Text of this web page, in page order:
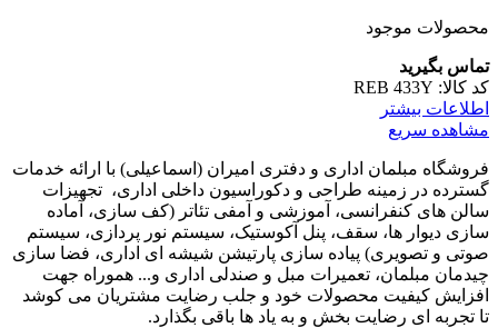
محصولات موجود
تماس بگیرید
کد کالا: REB 433Y
اطلاعات بیشتر
مشاهده سریع
فروشگاه مبلمان اداری و دفتری امیران (اسماعیلی) با ارائه خدمات
گسترده در زمینه طراحی و دکوراسیون داخلی اداری‌، تجهیزات
سالن های کنفرانسی، آموزشی و آمفی تئاتر (کف سازی، آماده
سازی دیوار ها، سقف، پنل آکوستیک، سیستم نور پردازی، سیستم
صوتی و تصویری) پیاده سازی پارتیشن شیشه ای اداری، فضا سازی
چیدمان مبلمان، تعمیرات مبل و صندلی اداری و... هموراه جهت
افزایش کیفیت محصولات خود و جلب رضایت مشتریان می کوشد
تا تجربه ای رضایت بخش و به یاد ها باقی بگذارد.